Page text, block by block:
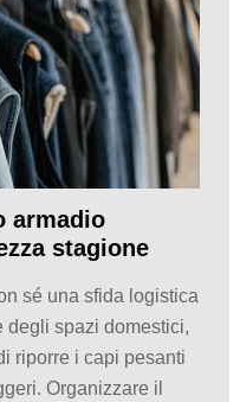
armadio
stagione
sé una sfida logistica
degli spazi domestici,
riporre i capi pesanti
Organizzare il